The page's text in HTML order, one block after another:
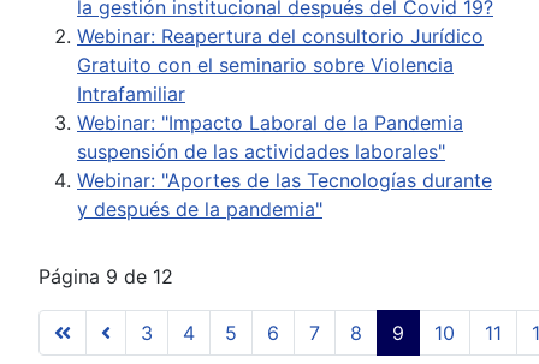
la gestión institucional después del Covid 19?
Webinar: Reapertura del consultorio Jurídico
Gratuito con el seminario sobre Violencia
Intrafamiliar
Webinar: "Impacto Laboral de la Pandemia
suspensión de las actividades laborales"
Webinar: "Aportes de las Tecnologías durante
y después de la pandemia"
Página 9 de 12
3 4 5 6 7 8 9 10 11